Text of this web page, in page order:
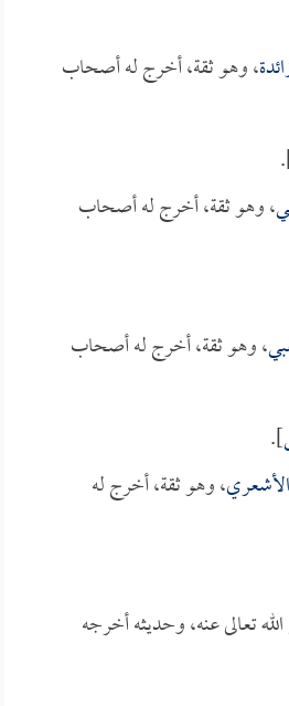
، وهو ثقة، أخرج له أصحاب
، وهو ثقة، أخرج له أصحاب
، وهو ثقة، أخرج له أصحاب
].
، وهو ثقة، أخرج له
تعالى عنه، وحديثه أخرجه